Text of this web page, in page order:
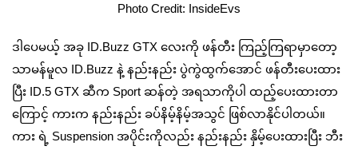
Photo Credit: InsideEvs
ဒါပေမယ့် အခု ID.Buzz GTX လေးကို ဖန်တီး ကြည့်ကြရာမှာတော့
သာမန်မူလ ID.Buzz နဲ့ နည်းနည်း ပွဲကွဲထွက်အောင် ဖန်တီးပေးထား
ပြီး ID.5 GTX ဆီက Sport ဆန်တဲ့ အရသာကိုပါ ထည့်ပေးထားတာ
ကြောင့် ကားက နည်းနည်း ခပ်နိမ့်နိမ့်အသွင် ဖြစ်လာနိုင်ပါတယ်။
ကား ရဲ့ Suspension အပိုင်းကိုလည်း နည်းနည်း နှိမ့်ပေးထားပြီး ဘီး